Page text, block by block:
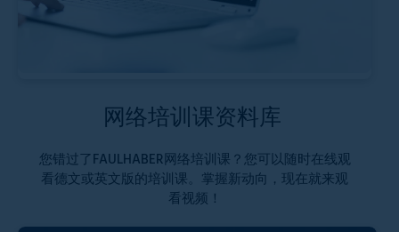
网络培训课资料库
您错过了FAULHABER网络培训课？您可以随时在线观
看德文或英文版的培训课。掌握新动向，现在就来观
看视频！